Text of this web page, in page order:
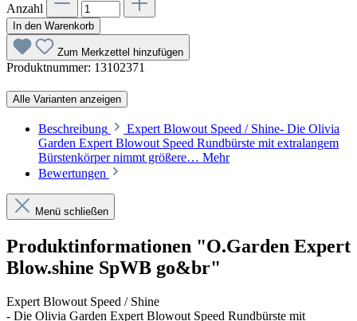
Anzahl
In den Warenkorb
Zum Merkzettel hinzufügen
Produktnummer: 13102371
Alle Varianten anzeigen
Beschreibung
Expert Blowout Speed / Shine- Die Olivia
Garden Expert Blowout Speed Rundbürste mit extralangem
Bürstenkörper nimmt größere… Mehr
Bewertungen
Menü schließen
Produktinformationen "O.Garden Expert
Blow.shine SpWB go&br"
Expert Blowout Speed / Shine
- Die Olivia Garden Expert Blowout Speed Rundbürste mit